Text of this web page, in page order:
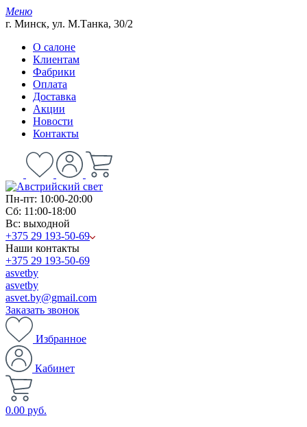
Меню
г. Минск, ул. М.Танка, 30/2
О салоне
Клиентам
Фабрики
Оплата
Доставка
Акции
Новости
Контакты
Пн-пт: 10:00-20:00
Сб: 11:00-18:00
Вс: выходной
+375 29 193-50-69
Наши контакты
+375 29 193-50-69
asvetby
asvetby
asvet.by@gmail.com
Заказать звонок
Избранное
Кабинет
0.00 руб.